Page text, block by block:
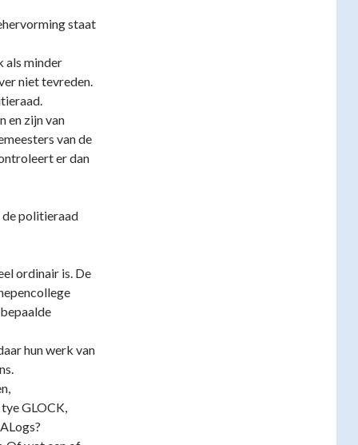
staat
als minder
niet tevreden.
en zijn van
van de
er dan
de politieraad
ordinair is. De
hun werk van
GLOCK,